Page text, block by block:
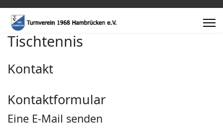
Tischtennis
Kontakt
Kontaktformular
Eine E-Mail senden